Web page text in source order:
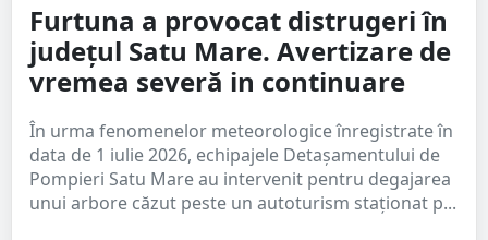
Furtuna a provocat distrugeri în
județul Satu Mare. Avertizare de
vremea severă in continuare
În urma fenomenelor meteorologice înregistrate în
data de 1 iulie 2026, echipajele Detașamentului de
Pompieri Satu Mare au intervenit pentru degajarea
unui arbore căzut peste un autoturism staționat p...